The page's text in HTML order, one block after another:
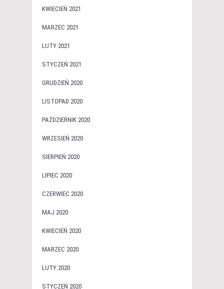
KWIECIEŃ 2021
MARZEC 2021
LUTY 2021
STYCZEŃ 2021
GRUDZIEŃ 2020
LISTOPAD 2020
PAŹDZIERNIK 2020
WRZESIEŃ 2020
SIERPIEŃ 2020
LIPIEC 2020
CZERWIEC 2020
MAJ 2020
KWIECIEŃ 2020
MARZEC 2020
LUTY 2020
STYCZEŃ 2020